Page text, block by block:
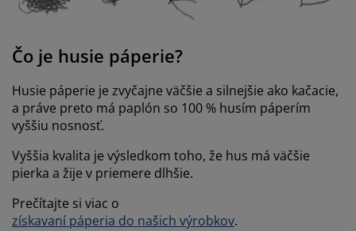
Čo je husie páperie?
Husie páperie je zvyčajne väčšie a silnejšie ako kačacie,
a práve preto má paplón so 100 % husím páperím
vyššiu nosnosť.
Vyššia kvalita je výsledkom toho, že hus má väčšie
pierka a žije v priemere dlhšie.
Prečítajte si viac o
získavaní páperia do našich výrobkov.